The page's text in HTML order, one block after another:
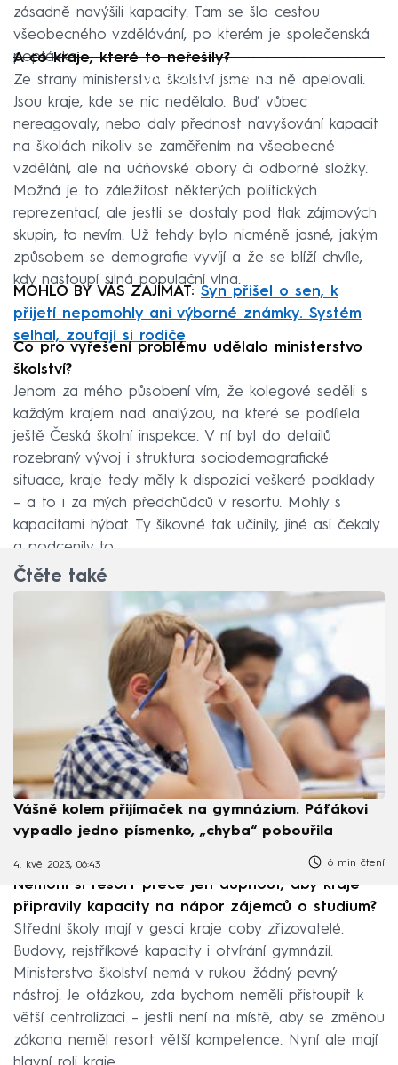
zásadně navýšili kapacity. Tam se šlo cestou
všeobecného vzdělávání, po kterém je společenská
poptávka.
Failed to fetch
A co kraje, které to neřešily?
Ze strany ministerstva školství jsme na ně apelovali.
Jsou kraje, kde se nic nedělalo. Buď vůbec
nereagovaly, nebo daly přednost navyšování kapacit
na školách nikoliv se zaměřením na všeobecné
vzdělání, ale na učňovské obory či odborné složky.
Možná je to záležitost některých politických
reprezentací, ale jestli se dostaly pod tlak zájmových
skupin, to nevím. Už tehdy bylo nicméně jasné, jakým
způsobem se demografie vyvíjí a že se blíží chvíle,
kdy nastoupí silná populační vlna.
MOHLO BY VÁS ZAJÍMAT: Syn přišel o sen, k
přijetí nepomohly ani výborné známky. Systém
selhal, zoufají si rodiče
Co pro vyřešení problému udělalo ministerstvo
školství?
Jenom za mého působení vím, že kolegové seděli s
každým krajem nad analýzou, na které se podílela
ještě Česká školní inspekce. V ní byl do detailů
rozebraný vývoj i struktura sociodemografické
situace, kraje tedy měly k dispozici veškeré podklady
– a to i za mých předchůdců v resortu. Mohly s
kapacitami hýbat. Ty šikovné tak učinily, jiné asi čekaly
a podcenily to.
Čtěte také
Vášně kolem přijímaček na gymnázium. Páťákovi
vypadlo jedno písmenko, „chyba“ pobouřila
4. kvě 2023, 06:43 6 min čtení
Nemohl si resort přece jen dupnout, aby kraje
připravily kapacity na nápor zájemců o studium?
Střední školy mají v gesci kraje coby zřizovatelé.
Budovy, rejstříkové kapacity i otvírání gymnázií.
Ministerstvo školství nemá v rukou žádný pevný
nástroj. Je otázkou, zda bychom neměli přistoupit k
větší centralizaci – jestli není na místě, aby se změnou
zákona neměl resort větší kompetence. Nyní ale mají